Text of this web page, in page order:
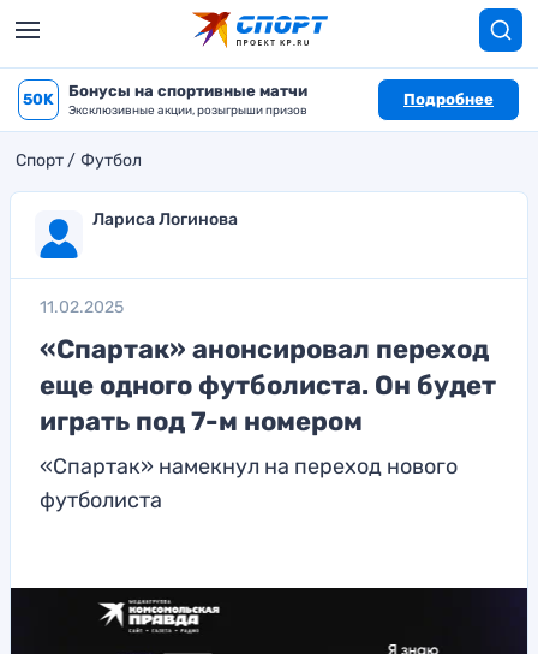
50K Бонусы на спортивные матчи
Эксклюзивные акции, розыгрыши призов
Подробнее
Спорт Футбол
Лариса Логинова
11.02.2025
«Спартак» анонсировал переход
еще одного футболиста. Он будет
играть под 7-м номером
«Спартак» намекнул на переход нового
футболиста